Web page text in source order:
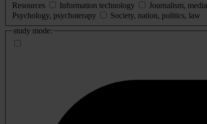
Resources
Information technology Journalism, media
Psychology, psychoterapy
Society, nation, politics, law
study mode: